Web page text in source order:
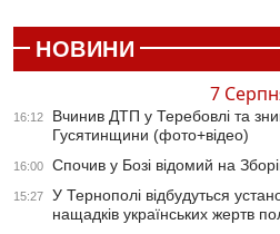
НОВИНИ
7
16:12
Вчинив ДТП у Теребовлі та
Гусятинщини (фото+відео)
16:00 Спочив у Бозі відомий на
15:27
У Тернополі відбудуться
нащадків українських жертв